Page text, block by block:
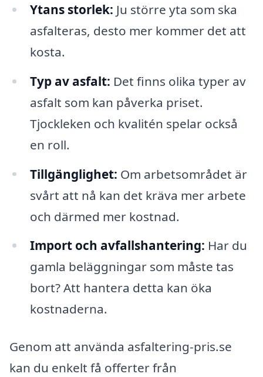
Ytans storlek: Ju större yta som ska
asfalteras, desto mer kommer det att
kosta.
Typ av asfalt: Det finns olika typer av
asfalt som kan påverka priset.
Tjockleken och kvalitén spelar också
en roll.
Tillgänglighet: Om arbetsområdet är
svårt att nå kan det kräva mer arbete
och därmed mer kostnad.
Import och avfallshantering: Har du
gamla beläggningar som måste tas
bort? Att hantera detta kan öka
kostnaderna.
Genom att använda asfaltering-pris.se
kan du enkelt få offerter från